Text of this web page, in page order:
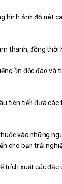
hình ảnh độ nét
thanh, đồng
ồn độc đáo và
tiên tiến đưa
vào những
cho bạn trải
trích xuất các